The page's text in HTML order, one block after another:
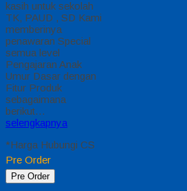
kasih untuk sekolah
TK, PAUD , SD Kami
memberinya
penawaran Special
semua level
Pengajaran Anak
Umur Dasar dengan
Fitur Produk
sebagaimana
berikut…
selengkapnya
*Harga Hubungi CS
Pre Order
Pre Order